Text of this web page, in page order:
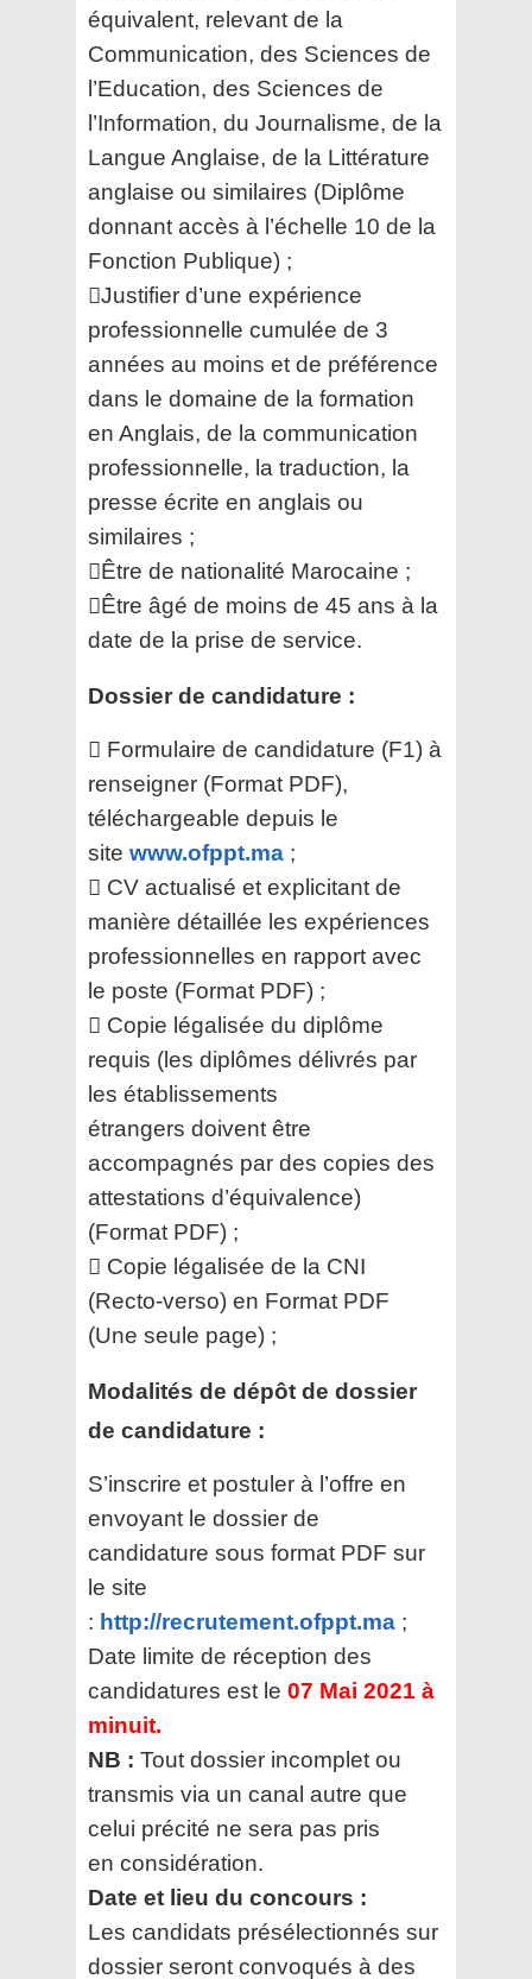
équivalent, relevant de la
Communication, des Sciences de
l’Education, des Sciences de
l’Information, du Journalisme, de la
Langue Anglaise, de la Littérature
anglaise ou similaires (Diplôme
donnant accès à l’échelle 10 de la
Fonction Publique) ;
Justifier d’une expérience
professionnelle cumulée de 3
années au moins et de préférence
dans le domaine de la formation
en Anglais, de la communication
professionnelle, la traduction, la
presse écrite en anglais ou
similaires ;
Être de nationalité Marocaine ;
Être âgé de moins de 45 ans à la
date de la prise de service.
Dossier de candidature :
 Formulaire de candidature (F1) à
renseigner (Format PDF),
téléchargeable depuis le
site www.ofppt.ma ;
 CV actualisé et explicitant de
manière détaillée les expériences
professionnelles en rapport avec
le poste (Format PDF) ;
 Copie légalisée du diplôme
requis (les diplômes délivrés par
les établissements
étrangers doivent être
accompagnés par des copies des
attestations d’équivalence)
(Format PDF) ;
 Copie légalisée de la CNI
(Recto-verso) en Format PDF
(Une seule page) ;
Modalités de dépôt de dossier
de candidature :
S’inscrire et postuler à l’offre en
envoyant le dossier de
candidature sous format PDF sur
le site
: http://recrutement.ofppt.ma ;
Date limite de réception des
candidatures est le 07 Mai 2021 à
minuit.
NB : Tout dossier incomplet ou
transmis via un canal autre que
celui précité ne sera pas pris
en considération.
Date et lieu du concours :
Les candidats présélectionnés sur
dossier seront convoqués à des